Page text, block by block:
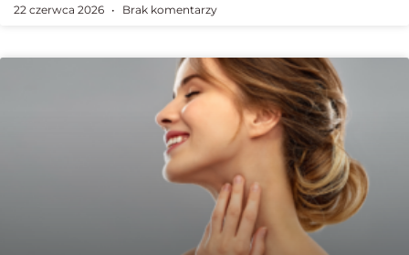
22 czerwca 2026 Brak komentarzy